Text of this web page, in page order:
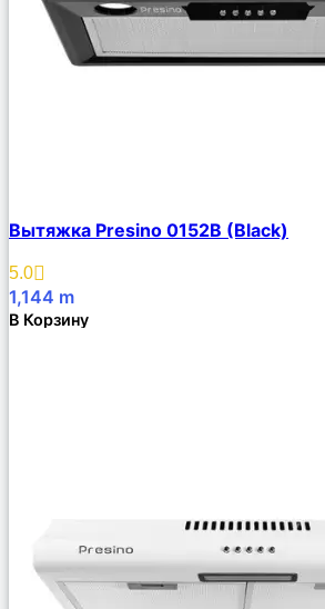
Описание
Избранное
Вытяжка Presino 0152B (Black)
5.0
1,144 m
В Корзину